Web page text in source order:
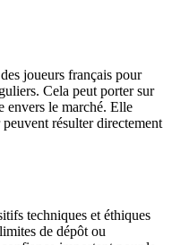
joueurs français pour
Cela peut porter sur
envers le marché. Elle
résulter directement
techniques et éthiques
de dépôt ou